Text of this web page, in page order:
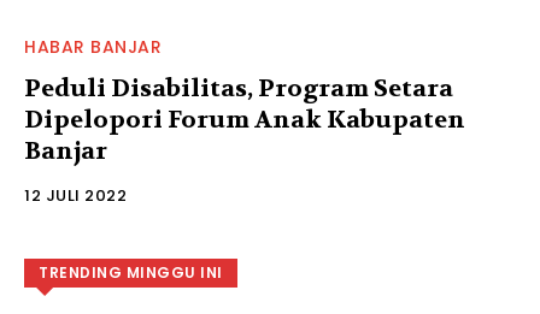
HABAR BANJAR
Peduli Disabilitas, Program Setara
Dipelopori Forum Anak Kabupaten
Banjar
12 JULI 2022
TRENDING MINGGU INI